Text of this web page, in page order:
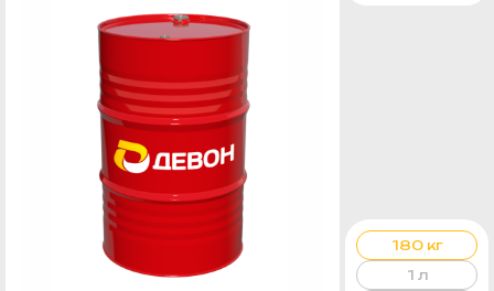
180 кг
1 л